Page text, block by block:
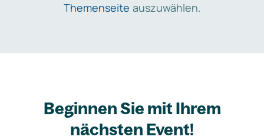
Themenseite auszuwählen.
Beginnen Sie mit Ihrem
nächsten Event!